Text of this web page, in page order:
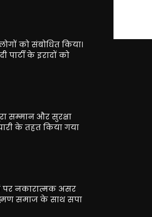
को संबोधित किया।
के इरादों को
सम्मान और सुरक्षा
के तहत किया गया
पर नकारात्मक असर
समाज के साथ सपा